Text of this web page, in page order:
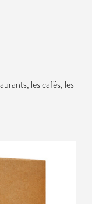
les cafés, les